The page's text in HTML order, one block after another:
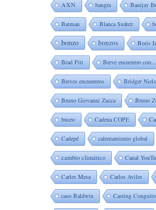
AXN bangra Banijay
Batman Blanca Suátez
bonzo bonzos Boris
Brad Pitt Breve encuentro con...
Breves encuentros Bridger
Bruno Giovanni Zucca Bruno
buceo Cadena COPE
Cadepé calentamiento global
cambio climático Canal
Carles Mesa Carlos Aviles
caso Baldwin Casting